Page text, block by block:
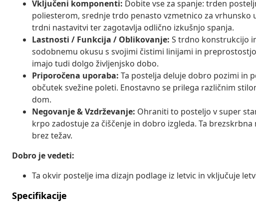
Vključeni komponenti: Dobite vse za spanje: trden
poliesterom, srednje trdo penasto vzmetnico za vrhunsko
trdni nastavitvi ter zagotavlja odlično izkušnjo spanja.
Lastnosti / Funkcija / Oblikovanje: S trdno konstrukcijo
sodobnemu okusu s svojimi čistimi linijami in
imajo tudi dolgo življenjsko dobo.
Priporočena uporaba: Ta postelja deluje dobro pozimi in
občutek svežine poleti. Enostavno se prilega različnim
dom.
Negovanje & Vzdrževanje: Ohraniti to posteljo v super
krpo zadostuje za čiščenje in dobro izgleda. Ta
brez težav.
Dobro je vedeti:
Ta okvir postelje ima dizajn podlage iz letvic in vključuje
Specifikacije